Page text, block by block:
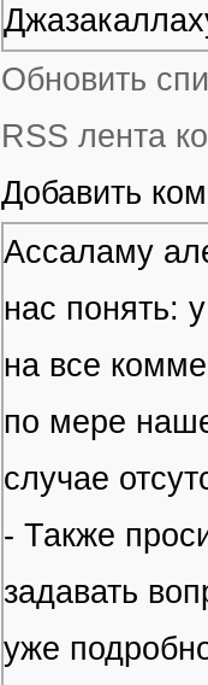
Обновить
RSS лента
Добавить
Ассаламу
нас понять:
на все
по мере
случае
- Также
задавать
уже